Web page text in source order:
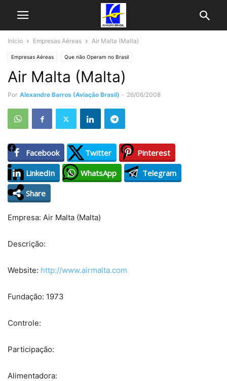
Início Empresas Aéreas Air Malta (Malta)
Empresas Aéreas Que não Operam no Brasil
Air Malta (Malta)
Por Alexandre Barros (Aviação Brasil) - 26/06/2008
Facebook Twitter
Pinterest
LinkedIn
WhatsApp
Telegram
Share
Empresa: Air Malta (Malta)
Descrição:
Website: http://www.airmalta.com
Fundação: 1973
Controle:
Participação:
Alimentadora: